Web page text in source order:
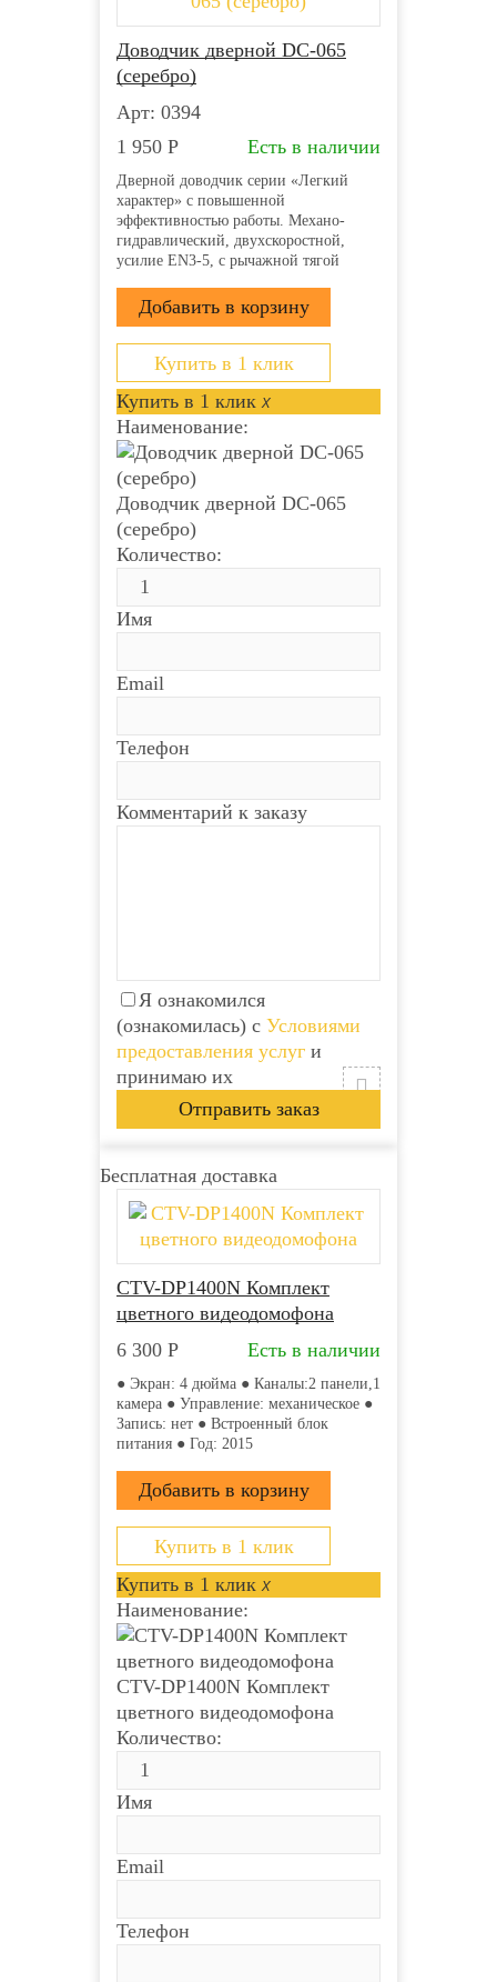
Банковский перевод на карту
Более детально со способами доставки можно
ознакомитьсяздесь
Доводчик дверной DC-065
(серебро)
Арт: 0394
1 950 Р Есть в наличии
Дверной доводчик серии «Легкий
характер» с повышенной
эффективностью работы. Механо-
гидравлический, двухскоростной,
усилие EN3-5, с рычажной тягой
Купить в 1 клик
Купить в 1 клик x
Наименование:
Доводчик дверной DC-065
(серебро)
Количество:
Имя
Email
Телефон
Комментарий к заказу
Я ознакомился
(ознакомилась) с Условиями
предоставления услуг и
принимаю их
Бесплатная доставка
CTV-DP1400N Комплект
цветного видеодомофона
6 300 Р Есть в наличии
● Экран: 4 дюйма ● Каналы:2 панели,1
камера ● Управление: механическое ●
Запись: нет ● Встроенный блок
питания ● Год: 2015
Купить в 1 клик
Купить в 1 клик x
Наименование:
CTV-DP1400N Комплект
цветного видеодомофона
Количество:
Имя
Email
Телефон